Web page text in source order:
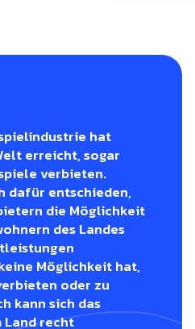
hat
erreicht, sogar
verbieten.
dafür entschieden,
die Möglichkeit
des Landes
Möglichkeit hat,
oder zu
kann sich das
Land recht